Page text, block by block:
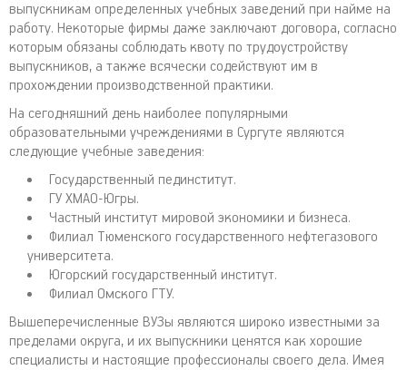
выпускникам определенных учебных заведений при найме на
работу. Некоторые фирмы даже заключают договора, согласно
которым обязаны соблюдать квоту по трудоустройству
выпускников, а также всячески содействуют им в
прохождении производственной практики.
На сегодняшний день наиболее популярными
образовательными учреждениями в Сургуте являются
следующие учебные заведения:
Государственный пединститут.
ГУ ХМАО-Югры.
Частный институт мировой экономики и бизнеса.
Филиал Тюменского государственного нефтегазового
университета.
Югорский государственный институт.
Филиал Омского ГТУ.
Вышеперечисленные ВУЗы являются широко известными за
пределами округа, и их выпускники ценятся как хорошие
специалисты и настоящие профессионалы своего дела. Имея